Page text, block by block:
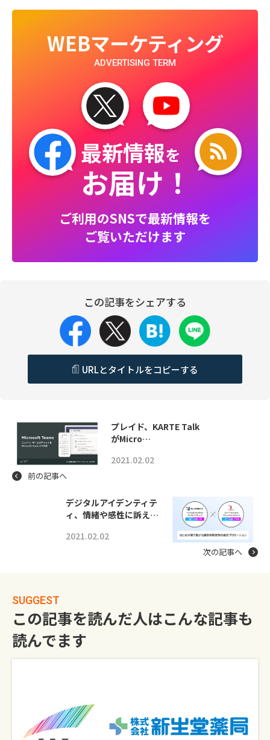
WEBマーケティング
ADVERTISING TERM
最新情報を
お届け！
ご利用のSNSで最新情報を
ご覧いただけます
この記事をシェアする
URLとタイトルをコピーする
プレイド、KARTE Talk
がMicro…
2021.02.02
前の記事へ
デジタルアイデンティテ
ィ、情緒や感性に訴え…
2021.02.02
次の記事へ
SUGGEST
この記事を読んだ人はこんな記事も
読んでます